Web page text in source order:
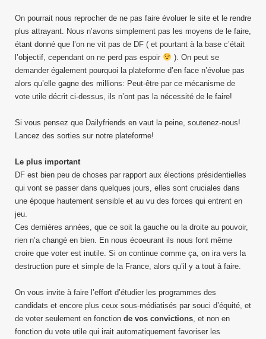
On pourrait nous reprocher de ne pas faire évoluer le site et le rendre
plus attrayant. Nous n’avons simplement pas les moyens de le faire,
étant donné que l’on ne vit pas de DF ( et pourtant à la base c’était
l’objectif, cependant on ne perd pas espoir
). On peut se
demander également pourquoi la plateforme d’en face n’évolue pas
alors qu’elle gagne des millions: Peut-être par ce mécanisme de
vote utile décrit ci-dessus, ils n’ont pas la nécessité de le faire!
Si vous pensez que Dailyfriends en vaut la peine, soutenez-nous!
Lancez des sorties sur notre plateforme!
Le plus important
DF est bien peu de choses par rapport aux élections présidentielles
qui vont se passer dans quelques jours, elles sont cruciales dans
une époque hautement sensible et au vu des forces qui entrent en
jeu.
Ces dernières années, que ce soit la gauche ou la droite au pouvoir,
rien n’a changé en bien. En nous écoeurant ils nous font même
croire que voter est inutile. Si on continue comme ça, on ira vers la
destruction pure et simple de la France, alors qu’il y a tout à faire.
On vous invite à faire l’effort d’étudier les programmes des
candidats et encore plus ceux sous-médiatisés par souci d’équité, et
de voter seulement en fonction de vos convictions , et non en
fonction du vote utile qui irait automatiquement favoriser les